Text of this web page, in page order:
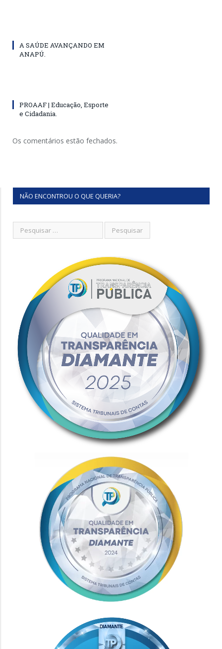
A SAÚDE AVANÇANDO EM
ANAPÚ.
PROAAF | Educação, Esporte
e Cidadania.
Os comentários estão fechados.
NÃO ENCONTROU O QUE QUERIA?